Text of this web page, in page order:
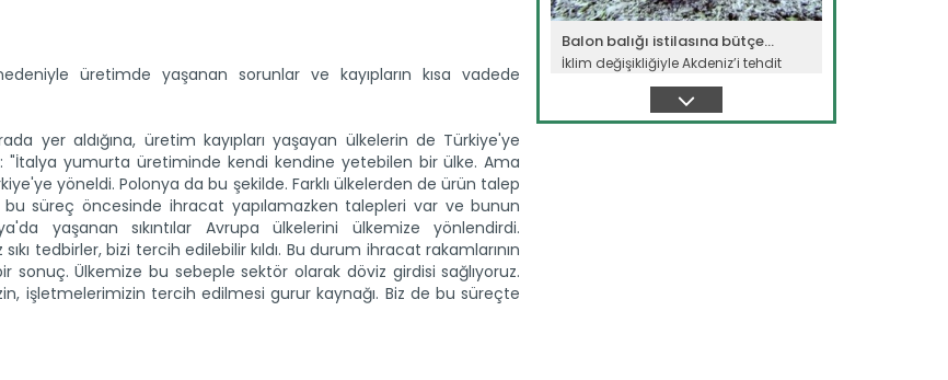
üretimde yaşanan sorunlar ve kayıpların kısa vadede
yer aldığına, üretim kayıpları yaşayan ülkelerin de Türkiye'ye
"İtalya yumurta üretiminde kendi kendine yetebilen bir ülke. Ama
yöneldi. Polonya da bu şekilde. Farklı ülkelerden de ürün talep
bu süreç öncesinde ihracat yapılamazken talepleri var ve bunun
yaşanan sıkıntılar Avrupa ülkelerini ülkemize yönlendirdi.
tedbirler, bizi tercih edilebilir kıldı. Bu durum ihracat rakamlarının
sonuç. Ülkemize bu sebeple sektör olarak döviz girdisi sağlıyoruz.
işletmelerimizin tercih edilmesi gurur kaynağı. Biz de bu süreçte
Balon balığı istilasına bütçe...
İklim değişikliğiyle Akdeniz’i tehdit